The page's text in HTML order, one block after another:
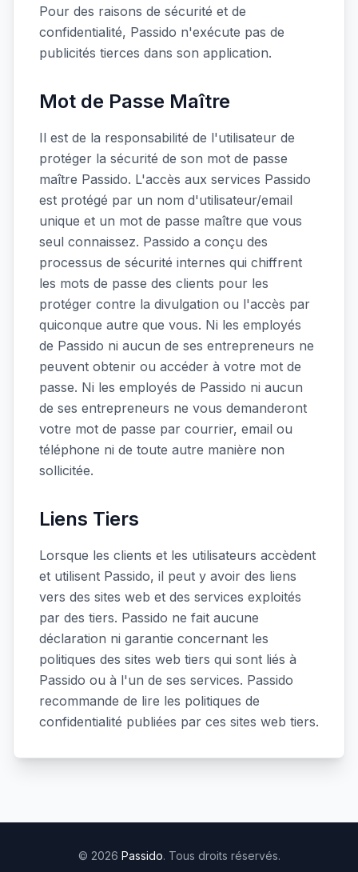
Pour des raisons de sécurité et de
confidentialité, Passido n'exécute pas de
publicités tierces dans son application.
Mot de Passe Maître
Il est de la responsabilité de l'utilisateur de
protéger la sécurité de son mot de passe
maître Passido. L'accès aux services Passido
est protégé par un nom d'utilisateur/email
unique et un mot de passe maître que vous
seul connaissez. Passido a conçu des
processus de sécurité internes qui chiffrent
les mots de passe des clients pour les
protéger contre la divulgation ou l'accès par
quiconque autre que vous. Ni les employés
de Passido ni aucun de ses entrepreneurs ne
peuvent obtenir ou accéder à votre mot de
passe. Ni les employés de Passido ni aucun
de ses entrepreneurs ne vous demanderont
votre mot de passe par courrier, email ou
téléphone ni de toute autre manière non
sollicitée.
Liens Tiers
Lorsque les clients et les utilisateurs accèdent
et utilisent Passido, il peut y avoir des liens
vers des sites web et des services exploités
par des tiers. Passido ne fait aucune
déclaration ni garantie concernant les
politiques des sites web tiers qui sont liés à
Passido ou à l'un de ses services. Passido
recommande de lire les politiques de
confidentialité publiées par ces sites web tiers.
© 2026 Passido. Tous droits réservés.